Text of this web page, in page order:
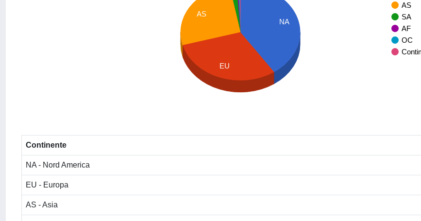
AS
SA
AF
OC
NA
AS
EU
Continente
NA - Nord America
EU - Europa
AS - Asia